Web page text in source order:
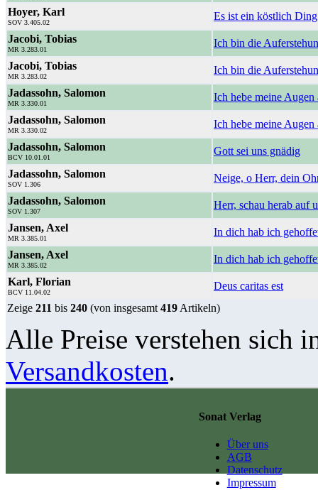
Hoyer, Karl
SOV 3.405.02
Es ist ein köstlich
Jacobi, Tobias
MR 3.283.01
Ich bin die
Jacobi, Tobias
MR 3.283.02
Ich bin die
Jadassohn, Salomon
MR 3.330.01
Ich hebe meine
Jadassohn, Salomon
MR 3.330.02
Ich hebe meine Augen
Jadassohn, Salomon
BCV 10.01.01
Gott sei uns gnädig
Jadassohn, Salomon
SOV 1.306
Neige, o Herr, dein
Jadassohn, Salomon
SOV 1.307
Herr, schau herab auf
Jansen, Axel
MR 3.385.01
In dich hab ich
Jansen, Axel
MR 3.385.02
In dich hab ich
Karl, Florian
BCV 11.04.02
Deus caritas est
Zeige 211 bis 240 (von insgesamt 419 Artikeln)
Alle Preise verstehen sich
Versandkosten.
Sonat Verlag
Über uns
AGB
Datenschutz
Impressum